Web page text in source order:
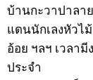
บ้านกะวาปาลา
แดนนักเลงหัวไ
อ้อย ฯลฯ เวลา
ประจำ